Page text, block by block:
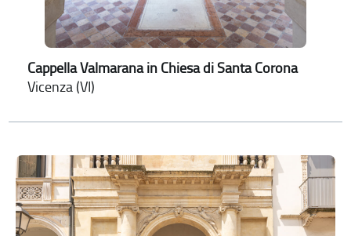
Cappella Valmarana in Chiesa di Santa Corona
Vicenza (VI)